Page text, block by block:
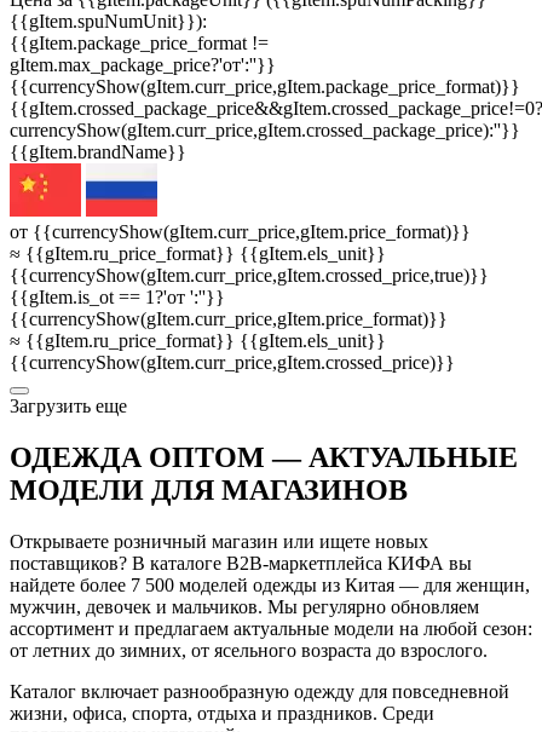
{{gItem.spuNumUnit}}):
{{gItem.package_price_format !=
gItem.max_package_price?'от':''}}
{{currencyShow(gItem.curr_price,gItem.package_price_format)}}
{{gItem.crossed_package_price&&gItem.crossed_package_price!=0?
currencyShow(gItem.curr_price,gItem.crossed_package_price):''}}
{{gItem.brandName}}
от {{currencyShow(gItem.curr_price,gItem.price_format)}}
≈ {{gItem.ru_price_format}} {{gItem.els_unit}}
{{currencyShow(gItem.curr_price,gItem.crossed_price,true)}}
{{gItem.is_ot == 1?'от ':''}}
{{currencyShow(gItem.curr_price,gItem.price_format)}}
≈ {{gItem.ru_price_format}} {{gItem.els_unit}}
{{currencyShow(gItem.curr_price,gItem.crossed_price)}}
3агрузить еще
ОДЕЖДА ОПТОМ — АКТУАЛЬНЫЕ
МОДЕЛИ ДЛЯ МАГАЗИНОВ
Открываете розничный магазин или ищете новых
поставщиков? В каталоге B2B-маркетплейса КИФА вы
найдете более 7 500 моделей одежды из Китая — для женщин,
мужчин, девочек и мальчиков. Мы регулярно обновляем
ассортимент и предлагаем актуальные модели на любой сезон:
от летних до зимних, от ясельного возраста до взрослого.
Каталог включает разнообразную одежду для повседневной
жизни, офиса, спорта, отдыха и праздников. Среди